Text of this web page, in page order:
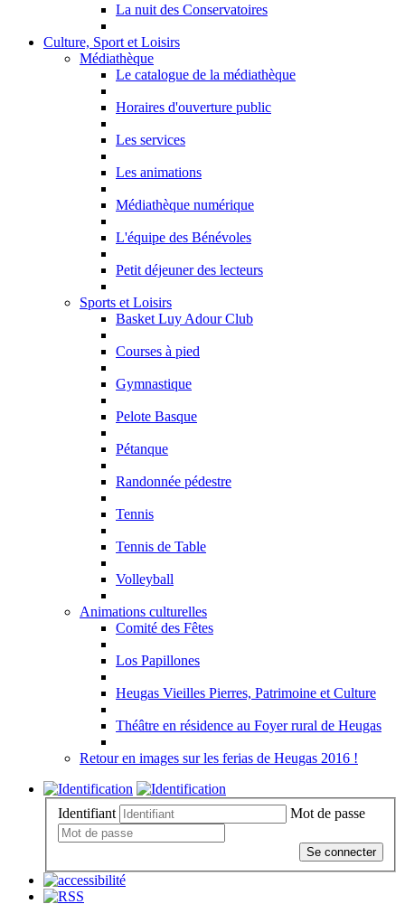
La nuit des Conservatoires
Culture, Sport et Loisirs
Médiathèque
Le catalogue de la médiathèque
Horaires d'ouverture public
Les services
Les animations
Médiathèque numérique
L'équipe des Bénévoles
Petit déjeuner des lecteurs
Sports et Loisirs
Basket Luy Adour Club
Courses à pied
Gymnastique
Pelote Basque
Pétanque
Randonnée pédestre
Tennis
Tennis de Table
Volleyball
Animations culturelles
Comité des Fêtes
Los Papillones
Heugas Vieilles Pierres, Patrimoine et Culture
Théâtre en résidence au Foyer rural de Heugas
Retour en images sur les ferias de Heugas 2016 !
Identifiant Mot de passe
Se connecter